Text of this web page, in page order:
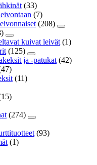
(33)
(7)
(208)
kuivat leivät (1)
(125)
ja -patukat (42)
(11)
(274)
(93)
(1)